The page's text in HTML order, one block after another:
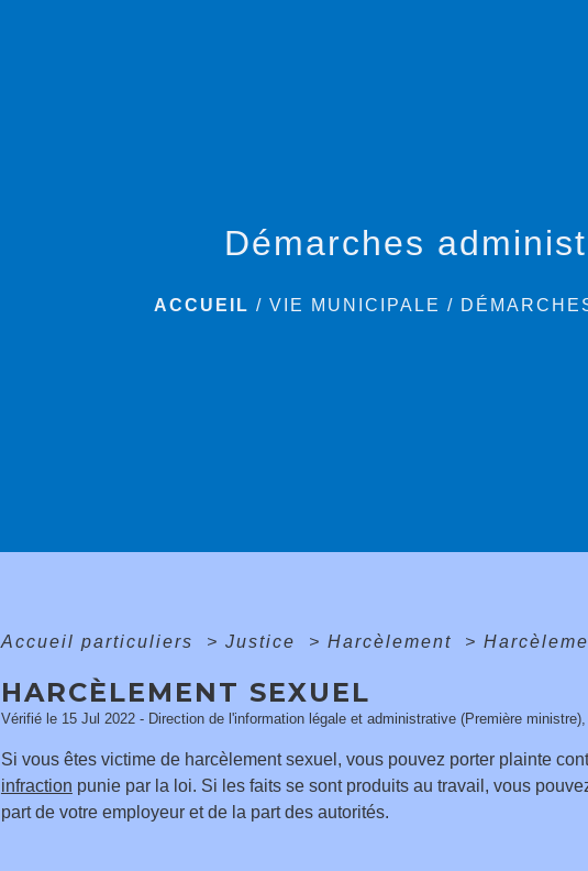
Démarches
ACCUEIL /VIE MUNICIPALE /
Accueil particuliers > Justice > Harcèlement >
HARCÈLEMENT SEXUEL
Vérifié le 15 Jul 2022 - Direction de l'information légale et administrative (Première
Si vous êtes victime de harcèlement sexuel, vous pouvez porter plainte
infraction punie par la loi. Si les faits se sont produits au travail, vous
part de votre employeur et de la part des autorités.